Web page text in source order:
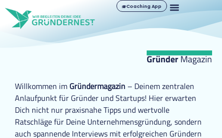
Coaching App
GründerMagazin
Willkommen im Gründermagazin – Deinem zentralen
Anlaufpunkt für Gründer und Startups! Hier erwarten
Dich nicht nur praxisnahe Tipps und wertvolle
Ratschläge für Deine Unternehmensgründung, sondern
auch spannende Interviews mit erfolgreichen Gründern